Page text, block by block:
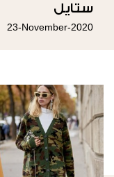
ستايل
23-November-2020